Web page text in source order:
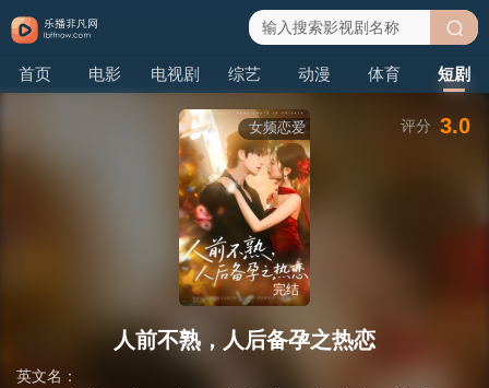
首页 电影 电视剧 综艺 动漫 体育 短剧
搜
女频恋爱
完结
人前不熟，人后备孕之热恋
英文名：
评分 3.0